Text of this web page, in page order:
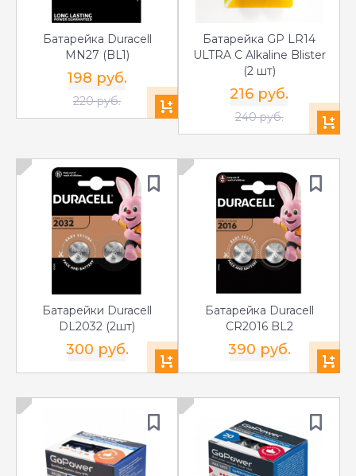
Батарейка Duracell
MN27 (BL1)
198 руб.
220 руб.
Батарейка GP LR14
ULTRA С Alkaline Blister
(2 шт)
216 руб.
240 руб.
Батарейки Duracell
DL2032 (2шт)
300 руб.
Батарейка Duracell
CR2016 BL2
390 руб.